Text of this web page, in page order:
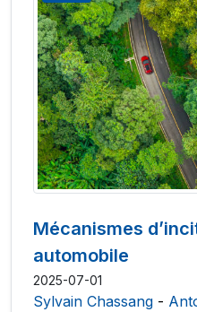
Mécanismes
automobile
2025-07-01
Sylvain Chassang -